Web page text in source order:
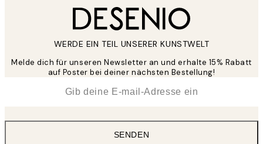
WERDE EIN TEIL UNSERER KUNSTWELT
Melde dich für unseren Newsletter an und erhalte 15% Rabatt
auf Poster bei deiner nächsten Bestellung!
SENDEN